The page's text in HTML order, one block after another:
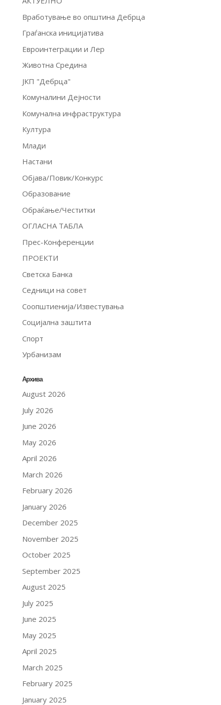
Вработување во општина Дебрца
Граѓанска иницијатива
Евроинтеграции и Лер
Животна Средина
ЈКП "Дебрца"
Комуналини Дејности
Комунална инфраструктура
Култура
Млади
Настани
Објава/Повик/Конкурс
Образование
Обраќање/Честитки
ОГЛАСНА ТАБЛА
Прес-Конференции
ПРОЕКТИ
Светска Банка
Седници на совет
Соопштиенија/Известувања
Социјална заштита
Спорт
Урбанизам
Архива
August 2026
July 2026
June 2026
May 2026
April 2026
March 2026
February 2026
January 2026
December 2025
November 2025
October 2025
September 2025
August 2025
July 2025
June 2025
May 2025
April 2025
March 2025
February 2025
January 2025